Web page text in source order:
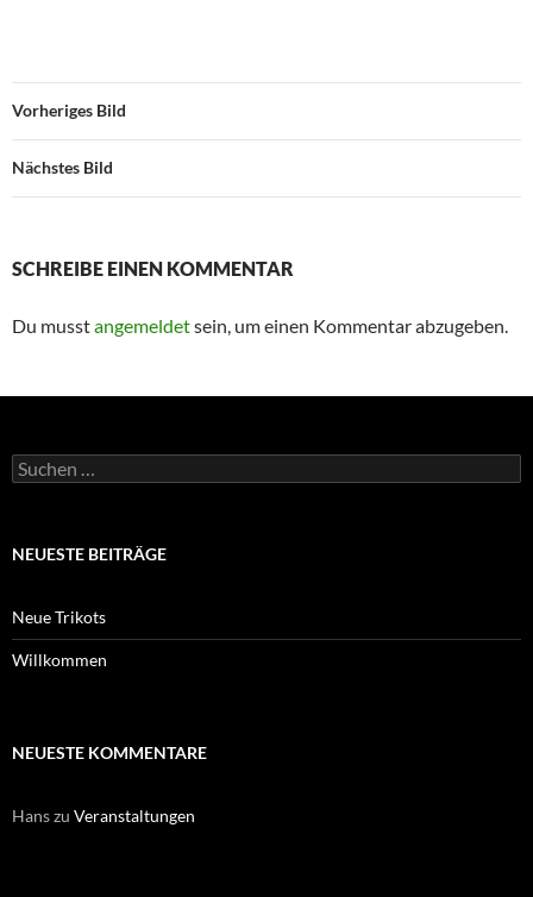
Vorheriges Bild
Nächstes Bild
SCHREIBE EINEN KOMMENTAR
Du musstangemeldetsein, um einen Kommentar abzugeben.
Suchen
nach:
NEUESTE BEITRÄGE
Neue Trikots
Willkommen
NEUESTE KOMMENTARE
Hanszu Veranstaltungen